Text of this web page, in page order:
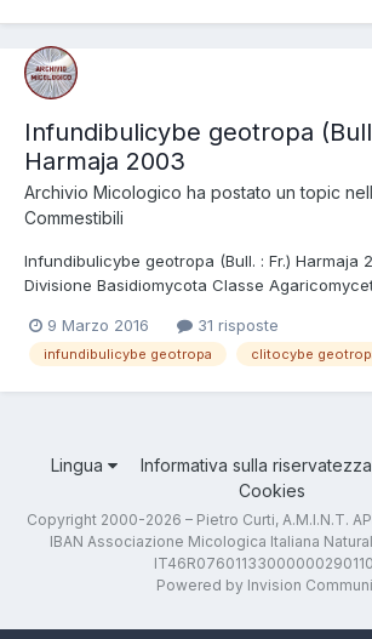
Infundibulicybe geotropa
Harmaja 2003
Archivio Micologico ha postato un topic
Commestibili
Infundibulicybe geotropa (Bull. : Fr.) Harmaja
Divisione Basidiomycota Classe
San Martino, Cimballo. Sinonimi Clitocybe
Quél. 1872 Etimologia Da...
9 Marzo 2016 31 risposte
infundibulicybe geotropa clitocybe
Lingua Informativa sulla riservatezza
Cookies
Copyright 2000-2026 – Pietro Curti, A.M.I.N.T.
IBAN Associazione Micologica Italiana
Powered by Invision